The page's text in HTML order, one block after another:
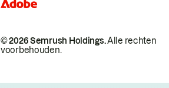
© 2026 Semrush Holdings.Alle rechten
voorbehouden.